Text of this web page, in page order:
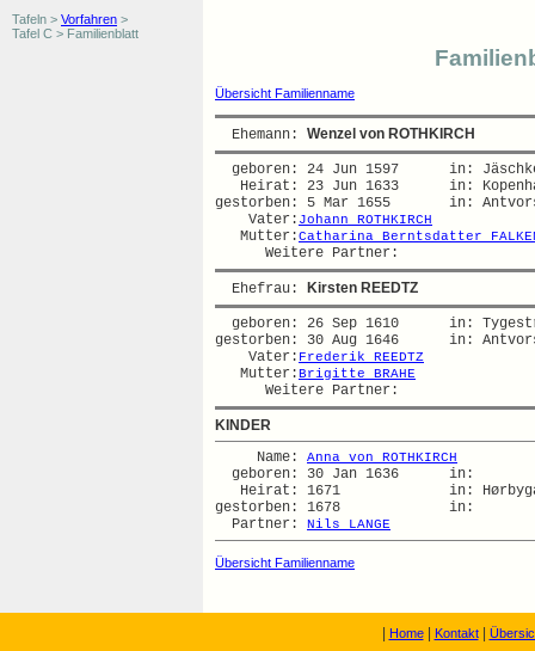
Tafeln > Vorfahren >
Tafel C > Familienblatt
Übersicht Familienname
  Ehemann:
Wenzel von ROTHKIRCH
geboren: 24 Jun 1597      in:
Heirat: 23 Jun 1633      in:
gestorben: 5 Mar 1655       in:
    Vater:
Johann ROTHKIRCH
   Mutter:
Catharina Berntsdatter
  Ehefrau:
Kirsten REEDTZ
geboren: 26 Sep 1610      in:
gestorben: 30 Aug 1646      in:
    Vater:
Frederik REEDTZ
   Mutter:
Brigitte BRAHE
KINDER
     Name:
Anna von ROTHKIRCH
  geboren: 30 Jan 1636      in:
Heirat: 1671             in:
gestorben: 1678             in:
  Partner:
Nils LANGE
Übersicht Familienname
Home| Kontakt|